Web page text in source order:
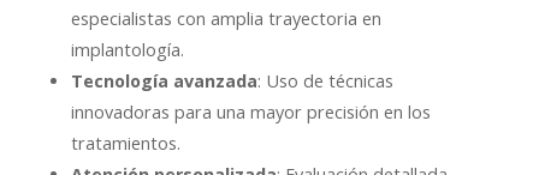
especialistas con amplia trayectoria en
implantología.
Tecnología avanzada: Uso de técnicas
innovadoras para una mayor precisión en los
tratamientos.